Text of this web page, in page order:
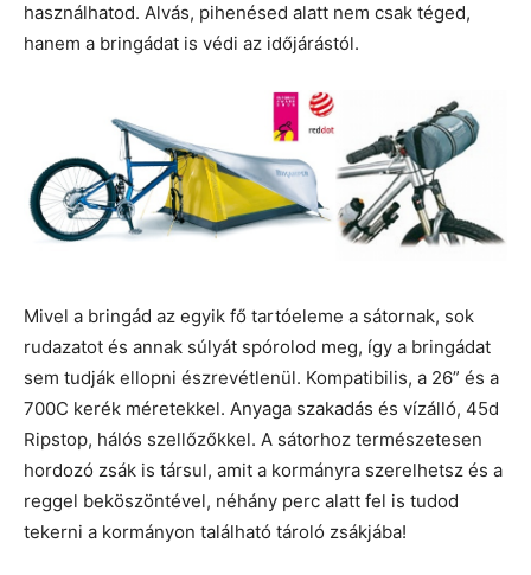
használhatod. Alvás, pihenésed alatt nem csak téged,
hanem a bringádat is védi az időjárástól.
Mivel a bringád az egyik fő tartóeleme a sátornak, sok
rudazatot és annak súlyát spórolod meg, így a bringádat
sem tudják ellopni észrevétlenül. Kompatibilis, a 26” és a
700C kerék méretekkel. Anyaga szakadás és vízálló, 45d
Ripstop, hálós szellőzőkkel. A sátorhoz természetesen
hordozó zsák is társul, amit a kormányra szerelhetsz és a
reggel beköszöntével, néhány perc alatt fel is tudod
tekerni a kormányon található tároló zsákjába!